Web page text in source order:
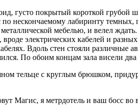
густо покрытый короткой
нескончаемому лабиринту
мебелью, и велел
электрических кабелей и
Вдоль стен стояли
По обоим концам зала висели
тельце с круглым брюшком,
Магис, я метрдотель и ваш босс во